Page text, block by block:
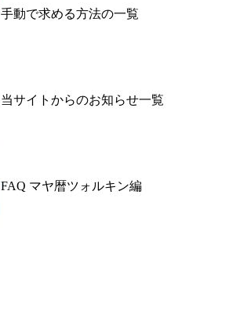
手動で求める方法の一覧
当サイトからのお知らせ一覧
FAQ マヤ暦ツォルキン編